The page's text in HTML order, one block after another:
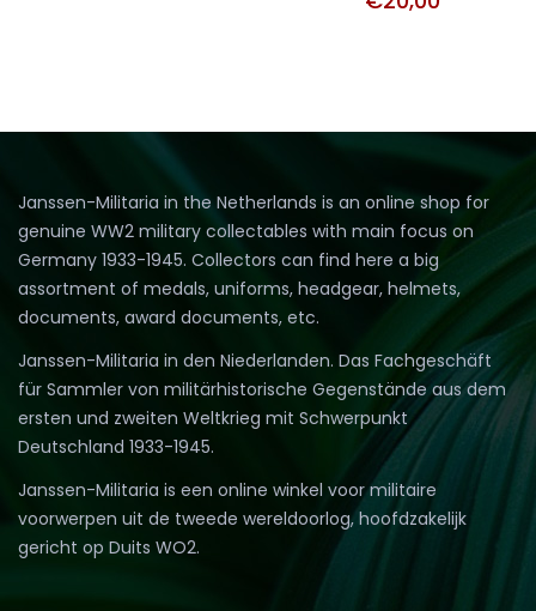
Janssen-Militaria in the Netherlands is an online shop for
genuine WW2 military collectables with main focus on
Germany 1933-1945. Collectors can find here a big
assortment of medals, uniforms, headgear, helmets,
documents, award documents, etc.
Janssen-Militaria in den Niederlanden. Das Fachgeschäft
für Sammler von militärhistorische Gegenstände aus dem
ersten und zweiten Weltkrieg mit Schwerpunkt
Deutschland 1933-1945.
Janssen-Militaria is een online winkel voor militaire
voorwerpen uit de tweede wereldoorlog, hoofdzakelijk
gericht op Duits WO2.